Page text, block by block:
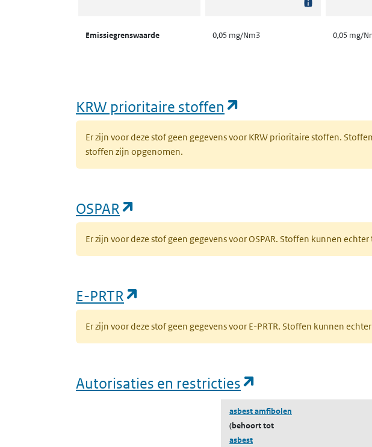
Emissiegrenswaarde 0,05 mg/Nm3 0,05 mg/
KRW prioritaire stoffen
Er zijn voor deze stof geen gegevens voor KRW prioritaire stoffen.
stoffen zijn opgenomen.
OSPAR
Er zijn voor deze stof geen gegevens voor OSPAR. Stoffen kunnen
E-PRTR
Er zijn voor deze stof geen gegevens voor E-PRTR. Stoffen kunnen
Autorisaties en restricties
asbest amfibolen
(behoort tot
asbest